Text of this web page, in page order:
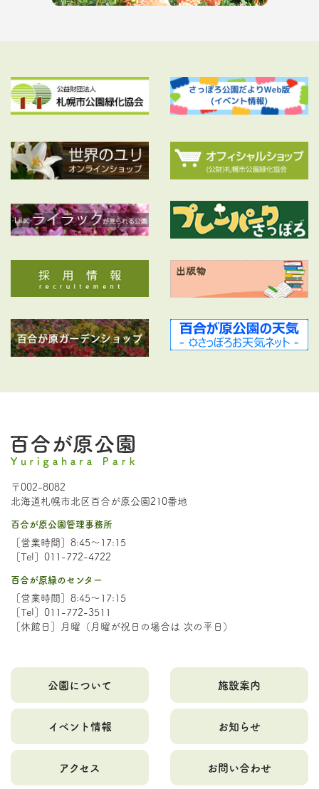
〒002-8082
北海道札幌市北区百合が原公園210番地
百合が原公園管理事務所
［営業時間］8:45～17:15
［Tel］011-772-4722
百合が原緑のセンター
［営業時間］8:45～17:15
［Tel］011-772-3511
［休館日］月曜（月曜が祝日の場合は 次の平日）
公園について 施設案内
イベント情報 お知らせ
アクセス お問い合わせ